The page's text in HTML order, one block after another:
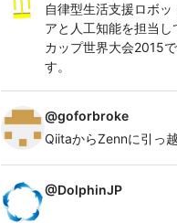
自律型生活支援ロボ
アと人工知能を担当
カップ世界大会2015
す。
@goforbroke
QiitaからZennに引っ
@DolphinJP